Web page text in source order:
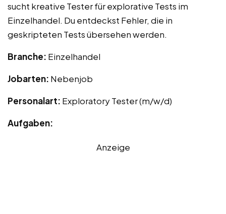
sucht kreative Tester für explorative Tests im
Einzelhandel. Du entdeckst Fehler, die in
geskripteten Tests übersehen werden.
Branche: Einzelhandel
Jobarten: Nebenjob
Personalart: Exploratory Tester (m/w/d)
Aufgaben:
Anzeige